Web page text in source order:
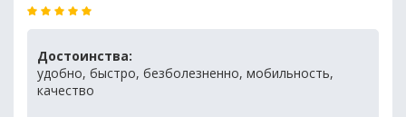
Достоинства:
удобно, быстро, безболезненно, мобильность,
качество